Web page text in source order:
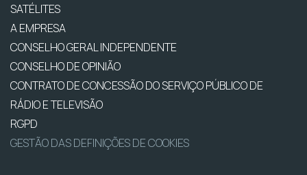
SATÉLITES
A EMPRESA
CONSELHO GERAL INDEPENDENTE
CONSELHO DE OPINIÃO
CONTRATO DE CONCESSÃO DO SERVIÇO PÚBLICO DE
RÁDIO E TELEVISÃO
RGPD
GESTÃO DAS DEFINIÇÕES DE COOKIES